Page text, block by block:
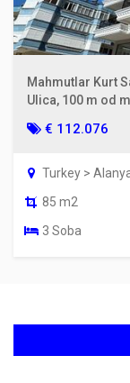
Mahmutlar Kurt
Ulica, 100 m od
€ 112.076
Turkey >
85 m2
3 Soba